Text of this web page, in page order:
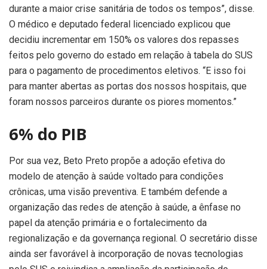
durante a maior crise sanitária de todos os tempos”, disse.
O médico e deputado federal licenciado explicou que
decidiu incrementar em 150% os valores dos repasses
feitos pelo governo do estado em relação à tabela do SUS
para o pagamento de procedimentos eletivos. “E isso foi
para manter abertas as portas dos nossos hospitais, que
foram nossos parceiros durante os piores momentos.”
6% do PIB
Por sua vez, Beto Preto propõe a adoção efetiva do
modelo de atenção à saúde voltado para condições
crônicas, uma visão preventiva. E também defende a
organização das redes de atenção à saúde, a ênfase no
papel da atenção primária e o fortalecimento da
regionalização e da governança regional. O secretário disse
ainda ser favorável à incorporação de novas tecnologias